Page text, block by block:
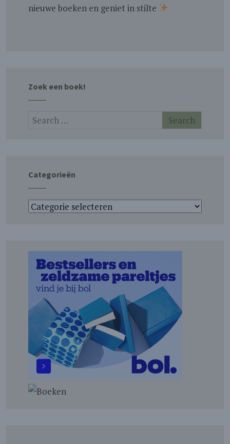
nieuwe boeken en geniet in stilte
Zoek een boek!
Categorieën
Categorieën